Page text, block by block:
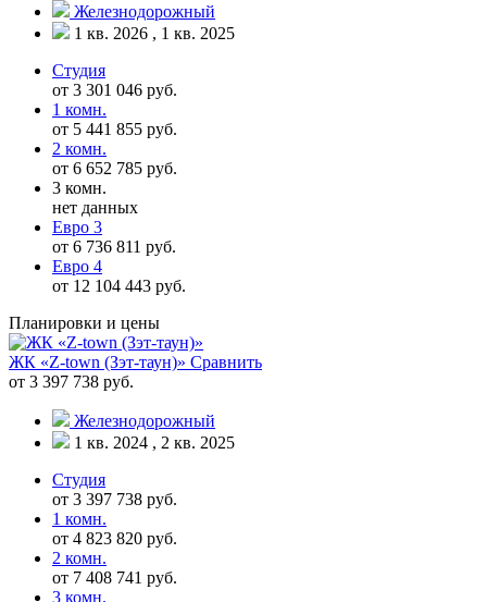
Железнодорожный
1 кв. 2026 , 1 кв. 2025
Студия
от 3 301 046 руб.
1 комн.
от 5 441 855 руб.
2 комн.
от 6 652 785 руб.
3 комн.
нет данных
Евро 3
от 6 736 811 руб.
Евро 4
от 12 104 443 руб.
Планировки и цены
ЖК «Z-town (Зэт-таун)» Сравнить
от 3 397 738 руб.
Железнодорожный
1 кв. 2024 , 2 кв. 2025
Студия
от 3 397 738 руб.
1 комн.
от 4 823 820 руб.
2 комн.
от 7 408 741 руб.
3 комн.